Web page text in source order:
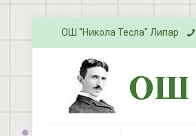
ОШ ''Никола Тесла'' Липар